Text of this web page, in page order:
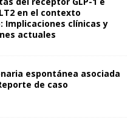
en el contexto
Implicaciones clínicas y
actuales
espontánea asociada
de caso